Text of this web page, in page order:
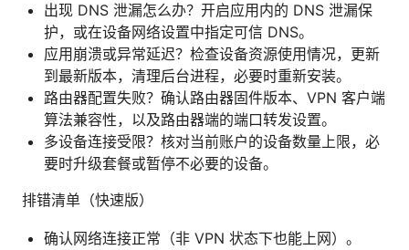
出现 DNS 泄漏怎么办？开启应用内的 DNS 泄漏保
护，或在设备网络设置中指定可信 DNS。
应用崩溃或异常延迟？检查设备资源使用情况，更新
到最新版本，清理后台进程，必要时重新安装。
路由器配置失败？确认路由器固件版本、VPN 客户端
算法兼容性，以及路由器端的端口转发设置。
多设备连接受限？核对当前账户的设备数量上限，必
要时升级套餐或暂停不必要的设备。
排错清单（快速版）
确认网络连接正常（非 VPN 状态下也能上网）。